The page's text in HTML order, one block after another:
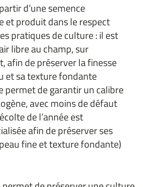
d’une semence
et produit dans le respect
pratiques de culture : il est
libre au champ, sur
afin de préserver la finesse
et sa texture fondante
permet de garantir un calibre
avec moins de défaut
de l’année est
afin de préserver ses
fine et texture fondante)